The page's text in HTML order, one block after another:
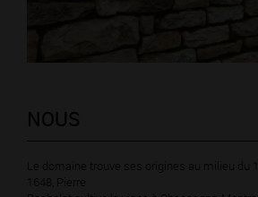
NOUS
Le domaine trouve ses origines au milieu du
1648, Pierre